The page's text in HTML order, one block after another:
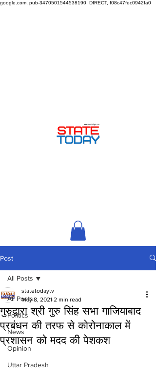
google.com, pub-3470501544538190, DIRECT, f08c47fec0942fa0
Post
All Posts
Politics
News
Opinion
Uttar Pradesh
All Posts
गुरुद्वारा श्री गुरु सिंह सभा गाजियाबाद
प्रबंधन की तरफ से कोरोनाकाल में
प्रशासन को मदद की पेशकश
statetodaytv
May 8, 2021 2 min read